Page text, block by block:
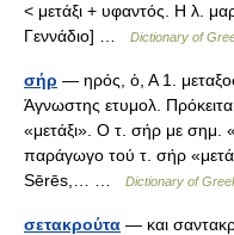
< μετάξι + υφαντός. Η λ.
Γεννάδιο] …
Dictionary of
σήρ — ηρός, ὁ, Α 1.
Άγνωστης ετυμολ.
«μετάξι». Ο τ. σήρ με σημ.
παράγωγο τού τ. σήρ
Sērēs,… …
Dictionary of
σετακρούτα — και